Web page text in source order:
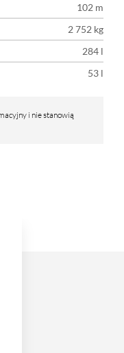
102 m
2 752 kg
284 l
53 l
i nie stanowią